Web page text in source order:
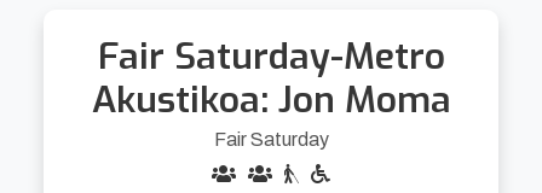
Fair Saturday-Metro
Akustikoa: Jon Moma
Fair Saturday